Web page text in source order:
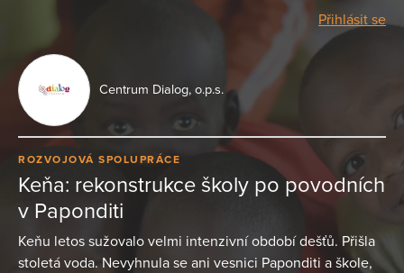
Přihlásit se
Centrum Dialog, o.p.s.
ROZVOJOVÁ SPOLUPRÁCE
Keňa: rekonstrukce školy po povodních
v Paponditi
Keňu letos sužovalo velmi intenzivní období dešťů. Přišla
stoletá voda. Nevyhnula se ani vesnici Paponditi a škole,